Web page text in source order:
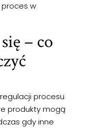
w
– co
procesu
produkty mogą
gdy inne